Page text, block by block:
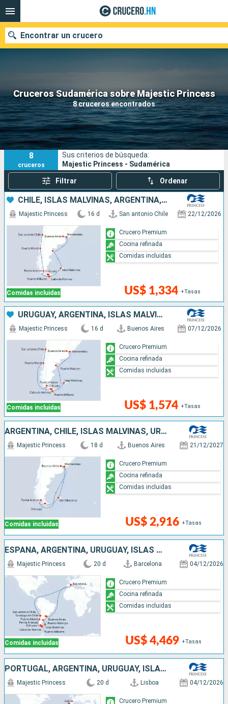
Cruceros Sudamérica sobre Majestic Princess
8 cruceros encontrados
Encontrar un crucero
Nuestros destinos
Fecha de salida
Puertos Compañías
Buscar
8
cruceros
Sus criterios de búsqueda:
Majestic Princess - Sudamérica
Filtrar Ordenar
CHILE, ISLAS MALVINAS, ARGENTINA, URUGUAY
Comidas incluidas
Majestic Princess 16 d San antonio Chile 22/12/2026
US$ 1,334 +Tasas
Crucero Premium
Cocina refinada
Comidas incluidas
URUGUAY, ARGENTINA, ISLAS MALVINAS, CHILE
Comidas incluidas
Majestic Princess 16 d Buenos Aires 07/12/2026
US$ 1,574 +Tasas
Crucero Premium
Cocina refinada
Comidas incluidas
ARGENTINA, CHILE, ISLAS MALVINAS, URUGUAY
Comidas incluidas
Majestic Princess 18 d Buenos Aires 21/12/2027
US$ 2,916 +Tasas
Crucero Premium
Cocina refinada
Comidas incluidas
ESPAÑA, ARGENTINA, URUGUAY, ISLAS MALVINAS, CHILE
Comidas incluidas
Majestic Princess 20 d Barcelona 04/12/2026
US$ 4,469 +Tasas
Crucero Premium
Cocina refinada
Comidas incluidas
PORTUGAL, ARGENTINA, URUGUAY, ISLAS MALVINAS, CHILE
Majestic Princess 20 d Lisboa 04/12/2026
Crucero Premium